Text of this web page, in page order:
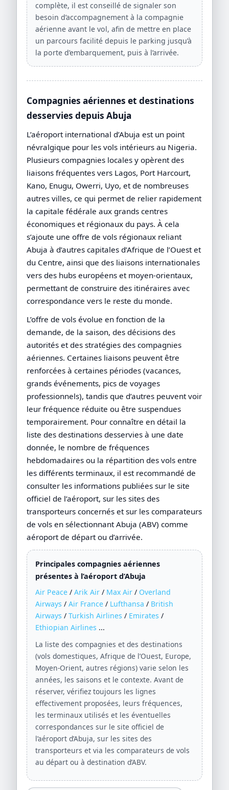
complète, il est conseillé de signaler son
besoin d’accompagnement à la compagnie
aérienne avant le vol, afin de mettre en place
un parcours facilité depuis le parking jusqu’à
la porte d’embarquement, puis à l’arrivée.
Compagnies aériennes et destinations
desservies depuis Abuja
L’aéroport international d’Abuja est un point
névralgique pour les vols intérieurs au Nigeria.
Plusieurs compagnies locales y opèrent des
liaisons fréquentes vers Lagos, Port Harcourt,
Kano, Enugu, Owerri, Uyo, et de nombreuses
autres villes, ce qui permet de relier rapidement
la capitale fédérale aux grands centres
économiques et régionaux du pays. À cela
s’ajoute une offre de vols régionaux reliant
Abuja à d’autres capitales d’Afrique de l’Ouest et
du Centre, ainsi que des liaisons internationales
vers des hubs européens et moyen-orientaux,
permettant de construire des itinéraires avec
correspondance vers le reste du monde.
L’offre de vols évolue en fonction de la
demande, de la saison, des décisions des
autorités et des stratégies des compagnies
aériennes. Certaines liaisons peuvent être
renforcées à certaines périodes (vacances,
grands événements, pics de voyages
professionnels), tandis que d’autres peuvent voir
leur fréquence réduite ou être suspendues
temporairement. Pour connaître en détail la
liste des destinations desservies à une date
donnée, le nombre de fréquences
hebdomadaires ou la répartition des vols entre
les différents terminaux, il est recommandé de
consulter les informations publiées sur le site
officiel de l’aéroport, sur les sites des
transporteurs concernés et sur les comparateurs
de vols en sélectionnant Abuja (ABV) comme
aéroport de départ ou d’arrivée.
Principales compagnies aériennes
présentes à l’aéroport d’Abuja
Air Peace /Arik Air / Max Air / Overland
Airways /Air France / Lufthansa / British
Airways /Turkish Airlines / Emirates /
Ethiopian Airlines ...
La liste des compagnies et des destinations
(vols domestiques, Afrique de l’Ouest, Europe,
Moyen-Orient, autres régions) varie selon les
années, les saisons et le contexte. Avant de
réserver, vérifiez toujours les lignes
effectivement proposées, leurs fréquences,
les terminaux utilisés et les éventuelles
correspondances sur le site officiel de
l’aéroport d’Abuja, sur les sites des
transporteurs et via les comparateurs de vols
au départ ou à destination d’ABV.